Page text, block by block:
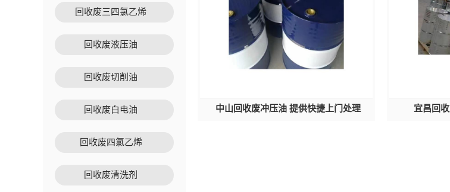
回收废三四氯乙烯
回收废液压油
回收废切削油
回收废白电油
回收废四氯乙烯
回收废清洗剂
中山回收废冲压油 提供快捷上门处理 宜昌回